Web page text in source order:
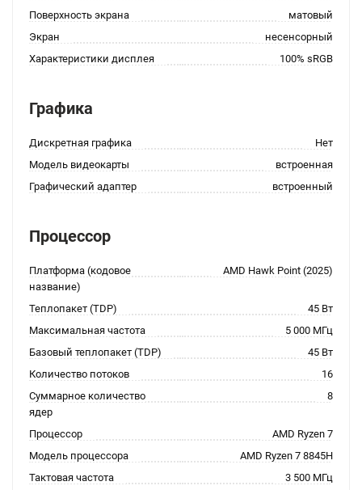
Поверхность экрана
матовый
Экран
несенсорный
Характеристики дисплея
100% sRGB
Графика
Дискретная графика
Нет
Модель видеокарты
встроенная
Графический адаптер
встроенный
Процессор
Платформа (кодовое
название)
AMD Hawk Point (2025)
Теплопакет (TDP)
45 Вт
Максимальная частота
5 000 МГц
Базовый теплопакет (TDP)
45 Вт
Количество потоков
16
Суммарное количество
ядер
8
Процессор
AMD Ryzen 7
Модель процессора
AMD Ryzen 7 8845H
Тактовая частота
3 500 МГц